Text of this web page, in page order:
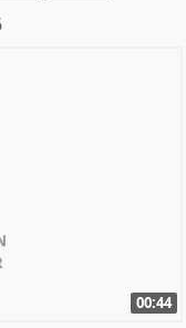
00:44